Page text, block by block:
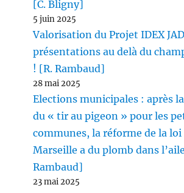
[C. Bligny]
5 juin 2025
Valorisation du Projet IDEX
présentations au delà du
! [R. Rambaud]
28 mai 2025
Elections municipales : après
du « tir au pigeon » pour les
communes, la réforme de la loi
Marseille a du plomb dans
Rambaud]
23 mai 2025